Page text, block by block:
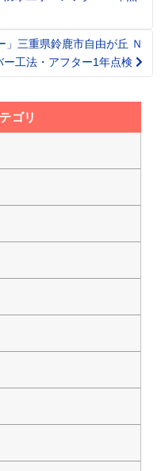
」三重県鈴鹿市自由が丘 Ｎ
ー工法・アフター1年点検
ゴリ